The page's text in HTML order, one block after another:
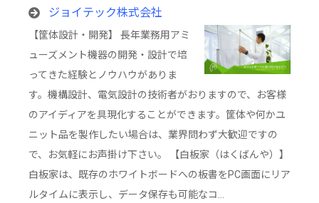
トボードをそのまま使用できる電子黒板「白
板家」
ジョイテック株式会社
【筐体設計・開発】 長年業務用アミ
ューズメント機器の開発・設計で培
ってきた経験とノウハウがありま
す。機構設計、電気設計の技術者がおりますので、お客様
のアイディアを具現化することができます。筐体や何かユ
ニット品を製作したい場合は、業界問わず大歓迎ですの
で、お気軽にお声掛け下さい。 【白板家（はくばんや）】
白板家は、既存のホワイトボードへの板書をPC画面にリア
ルタイムに表示し、データ保存も可能なコ…